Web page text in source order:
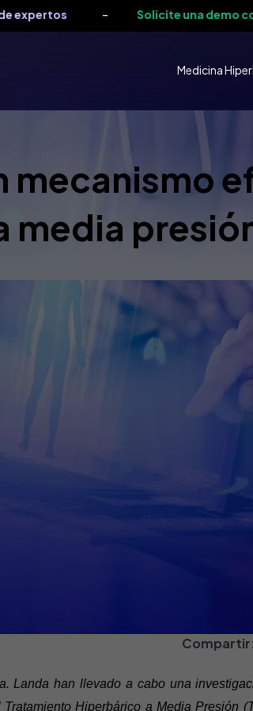
- Solicite una demo con
Medicina
mecanismo
media
Compartir:
Landa han llevado a cabo una
Hiperbárico a Media Presión